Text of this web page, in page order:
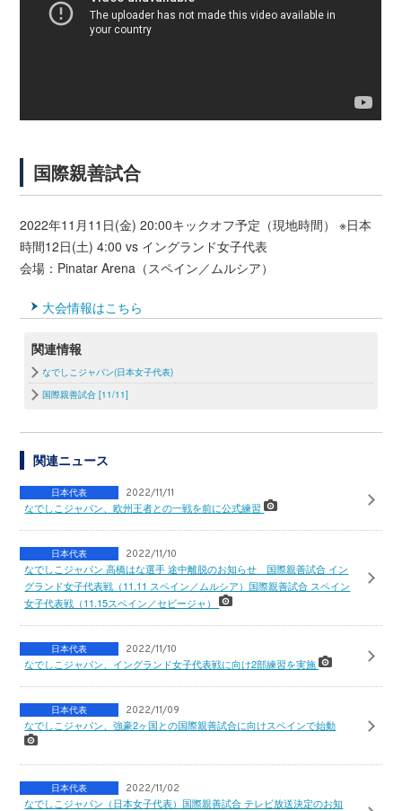
国際親善試合
2022年11月11日(金) 20:00キックオフ予定（現地時間） ※日本
時間12日(土) 4:00 vs イングランド女子代表
会場：Pinatar Arena（スペイン／ムルシア）
大会情報はこちら
関連情報
なでしこジャパン(日本女子代表)
国際親善試合 [11/11]
関連ニュース
日本代表 2022/11/11
なでしこジャパン、欧州王者との一戦を前に公式練習
日本代表 2022/11/10
なでしこジャパン 高橋はな選手 途中離脱のお知らせ 国際親善試合 イン
グランド女子代表戦（11.11 スペイン／ムルシア）国際親善試合 スペイン
女子代表戦（11.15スペイン／セビージャ）
日本代表 2022/11/10
なでしこジャパン、イングランド女子代表戦に向け2部練習を実施
日本代表 2022/11/09
なでしこジャパン、強豪2ヶ国との国際親善試合に向けスペインで始動
日本代表 2022/11/02
なでしこジャパン（日本女子代表）国際親善試合 テレビ放送決定のお知